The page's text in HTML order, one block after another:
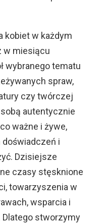
kobiet w każdym
w miesiącu
wybranego tematu
spraw,
czy twórczej
autentycznie
ważne i żywe,
i
Dzisiejsze
czasy stęsknione
towarzyszenia w
wsparcia i
stworzymy